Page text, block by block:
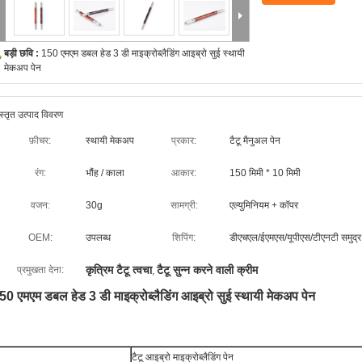
बड़ी छवि : 150 एमएम डबल हेड 3 डी माइक्रोब्लैडिंग आइब्रो सुई स्थायी
मेकअप पेन
उत्पाद विवरण
फ़ीचर: स्थायी मेकअप प्रकार: टैटू मैनुअल पेन
रंग: भौंह / काला आकार: 150 मिमी * 10 मिमी
वजन: 30g सामग्री: एल्युमिनियम + कॉपर
OEM: उपलब्ध शिपिंग: डीएचएल/ईएमएस/यूपीएस/टीएनटी समुद्र
प्रमुखता देना: कृत्रिम टैटू त्वचा,टैटू सुन्न करने वाली क्रीम
एमएम डबल हेड 3 डी माइक्रोब्लैडिंग आइब्रो सुई स्थायी मेकअप पेन
टैटू आइब्रो माइक्रोब्लैडिंग पेन